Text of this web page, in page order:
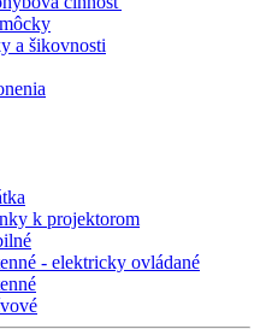
a šikovnosti
k projektorom
- elektricky ovládané